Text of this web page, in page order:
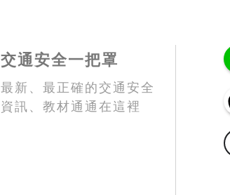
交通安全一把罩
最新、最正確的交通安全
資訊、教材通通在這裡